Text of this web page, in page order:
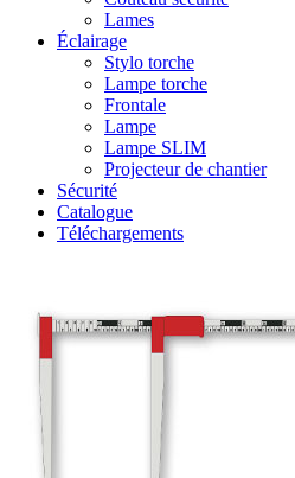
Lames
Éclairage
Stylo torche
Lampe torche
Frontale
Lampe
Lampe SLIM
Projecteur de chantier
Sécurité
Catalogue
Téléchargements